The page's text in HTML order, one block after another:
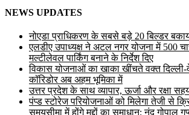
NEWS UPDATES
नोएडा प्राधिकरण के सबसे बड़े 20 बिल्डर
एलडीए उपाध्यक्ष ने अटल नगर योजना में 500
मल्टीलेवल पार्किंग बनाने के निर्देश दिए
विकास योजनाओं का खाका खींचते वक्त दिल्ली-
कॉरिडोर अब अहम भूमिका में
उत्तर प्रदेश के साथ व्यापार, ऊर्जा और रक्षा
पंप्ड स्टोरेज परियोजनाओं को मिलेगा तेजी से
समयसीमा में होंगे मुद्दों का समाधान: नंद गोपाल